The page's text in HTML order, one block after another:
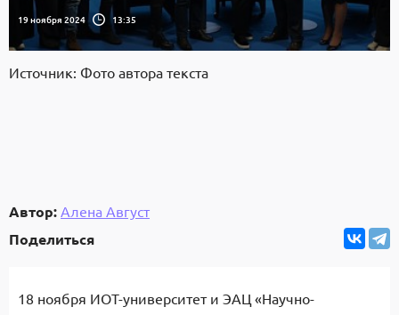
19 ноября 2024 13:35
Источник: Фото автора текста
Автор: Алена Август
Поделиться
18 ноября ИОТ-университет и ЭАЦ «Научно-